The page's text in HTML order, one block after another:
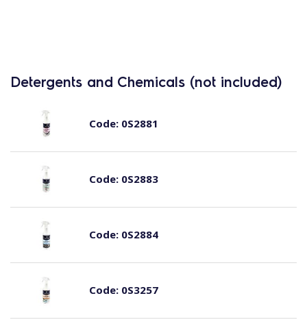
Detergents and Chemicals (not included)
Code:0S2881
Code:0S2883
Code:0S2884
Code:0S3257